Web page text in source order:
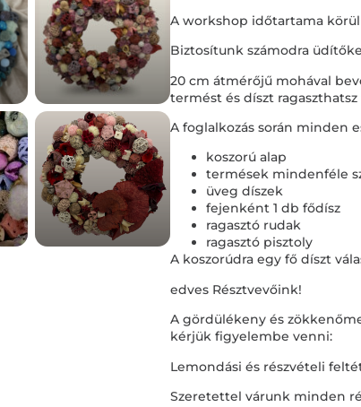
A workshop időtartama
Biztosítunk számodra
20 cm átmérőjű mohával
termést és díszt ragaszthatsz
A foglalkozás során minden
koszorú alap
termések mindenféle
üveg díszek
fejenként 1 db fődísz
ragasztó rudak
ragasztó pisztoly
A koszorúdra egy fő díszt
edves Résztvevőink!
A gördülékeny és
kérjük figyelembe venni:
Lemondási és részvételi
Szeretettel várunk minden